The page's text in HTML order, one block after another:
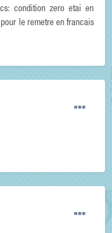
condition zero etai en
le remetre en francais